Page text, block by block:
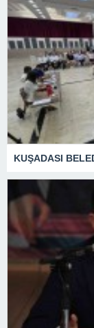
KUŞADASI